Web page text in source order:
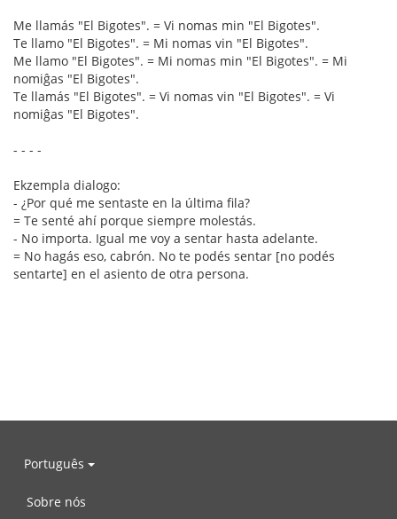
Me llamás "El Bigotes". = Vi nomas min "El Bigotes".
Te llamo "El Bigotes". = Mi nomas vin "El Bigotes".
Me llamo "El Bigotes". = Mi nomas min "El Bigotes". = Mi
nomiĝas "El Bigotes".
Te llamás "El Bigotes". = Vi nomas vin "El Bigotes". = Vi
nomiĝas "El Bigotes".
- - - -
Ekzempla dialogo:
- ¿Por qué me sentaste en la última fila?
= Te senté ahí porque siempre molestás.
- No importa. Igual me voy a sentar hasta adelante.
= No hagás eso, cabrón. No te podés sentar [no podés
sentarte] en el asiento de otra persona.
Português
Sobre nós